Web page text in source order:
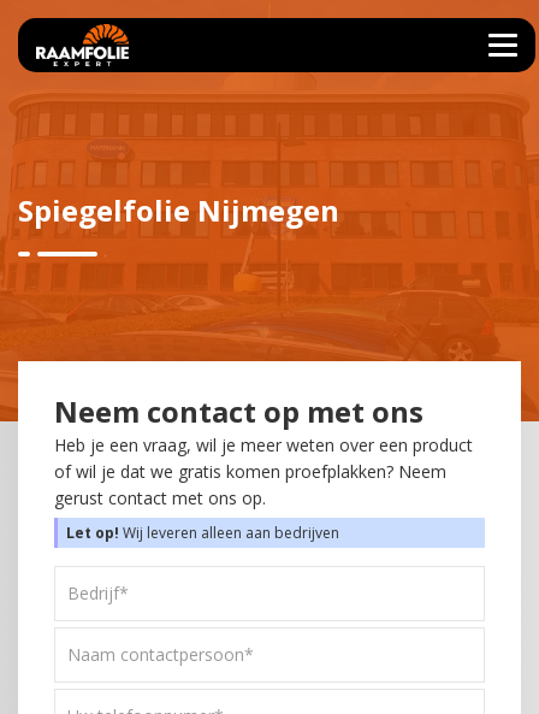
Spiegelfolie Nijmegen
Neem contact op met ons
Heb je een vraag, wil je meer weten over een product
of wil je dat we gratis komen proefplakken? Neem
gerust contact met ons op.
Let op! Wij leveren alleen aan bedrijven
contactpersoon*
*